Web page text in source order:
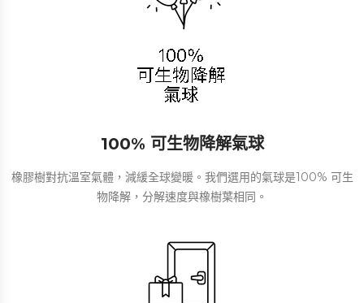
100% 可生物降解氣球
橡膠樹對抗溫室氣體，減緩全球變暖。我們選用的氣球是100% 可生
物降解，分解速度與橡樹葉相同。